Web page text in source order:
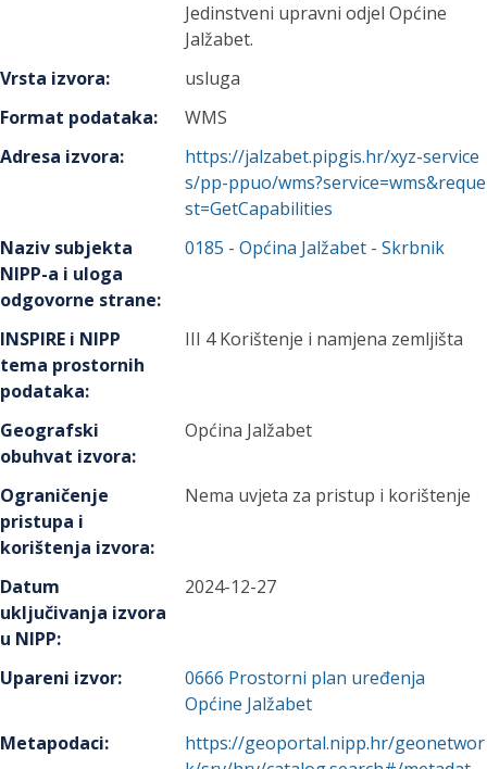
Jedinstveni upravni odjel Općine
Jalžabet.
Vrsta izvora:
usluga
Format podataka:
WMS
Adresa izvora:
https://jalzabet.pipgis.hr/xyz-service
s/pp-ppuo/wms?service=wms&reque
st=GetCapabilities
Naziv subjekta
NIPP-a i uloga
odgovorne strane:
0185 -Općina Jalžabet - Skrbnik
INSPIRE i NIPP
tema prostornih
podataka:
III 4 Korištenje i namjena zemljišta
Geografski
obuhvat izvora:
Općina Jalžabet
Ograničenje
pristupa i
korištenja izvora:
Nema uvjeta za pristup i korištenje
Datum
uključivanja izvora
u NIPP:
2024-12-27
Upareni izvor: 0666 Prostorni plan uređenja
Općine Jalžabet
Metapodaci:
https://geoportal.nipp.hr/geonetwor